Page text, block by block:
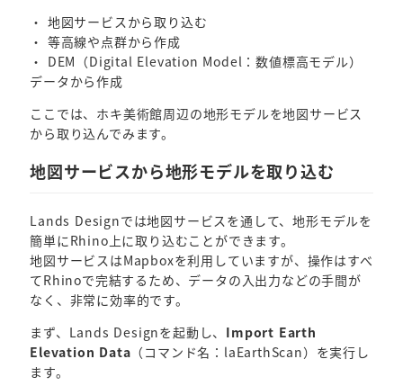
・ 地図サービスから取り込む
・ 等高線や点群から作成
・ DEM（Digital Elevation Model：数値標高モデル）
データから作成
ここでは、ホキ美術館周辺の地形モデルを地図サービス
から取り込んでみます。
地図サービスから地形モデルを取り込む
Lands Designでは地図サービスを通して、地形モデルを
簡単にRhino上に取り込むことができます。
地図サービスはMapboxを利用していますが、操作はすべ
てRhinoで完結するため、データの入出力などの手間が
なく、非常に効率的です。
まず、Lands Designを起動し、 Import Earth
Elevation Data （コマンド名：laEarthScan）を実行し
ます。